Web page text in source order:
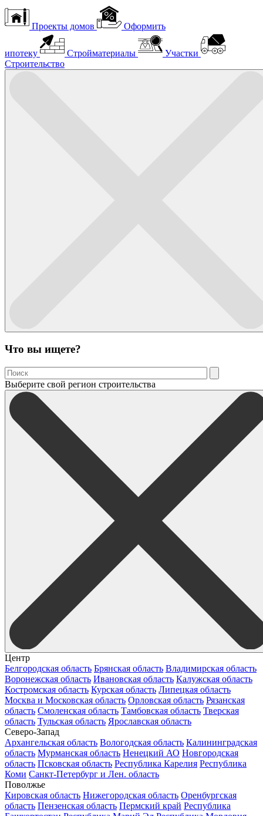
Проекты домов Оформить
ипотеку Стройматериалы
Участки
Строительство
Что вы ищете?
Выберите свой регион строительства
Центр
Белгородская область Брянская область Владимирская область
Воронежская область Ивановская область Калужская область
Костромская область Курская область Липецкая область
Москва и Московская область Орловская область Рязанская
область Смоленская область Тамбовская область Тверская
область Тульская область Ярославская область
Северо-Запад
Архангельская область Вологодская область Калининградская
область Мурманская область Ненецкий АО Новгородская
область Псковская область Республика Карелия Республика
Коми Санкт-Петербург и Лен. область
Поволжье
Кировская область Нижегородская область Оренбургская
область Пензенская область Пермский край Республика